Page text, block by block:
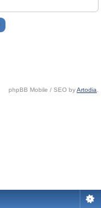
phpBB Mobile / SEO byArtodia.